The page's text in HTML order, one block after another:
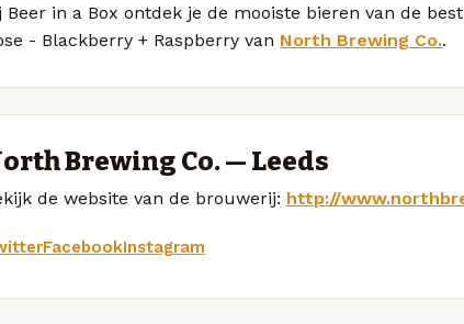
Beer in a Box ontdek je de mooiste bieren van de
- Blackberry + Raspberry van North Brewing Co..
Brewing Co. — Leeds
de website van de brouwerij: http://
FacebookInstagram